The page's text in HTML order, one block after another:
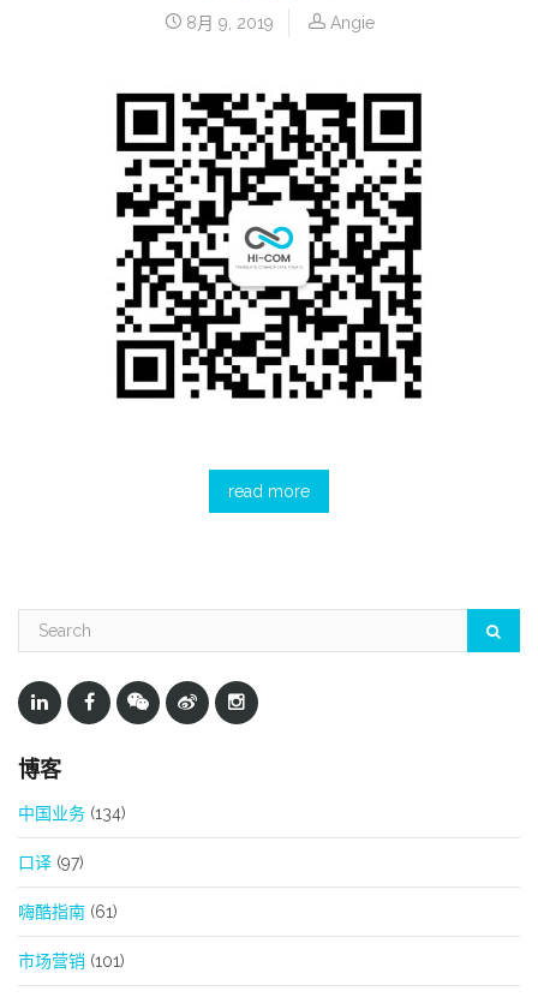
8月 9, 2019 Angie
read more
博客
中国业务 (134)
口译 (97)
嗨酷指南 (61)
市场营销 (101)